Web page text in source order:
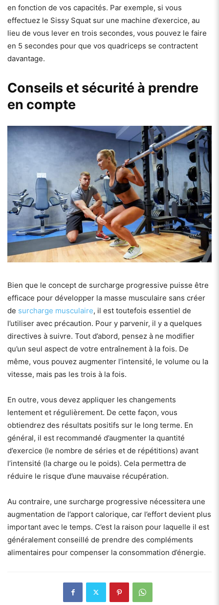
en fonction de vos capacités. Par exemple, si vous
effectuez le Sissy Squat sur une machine d’exercice, au
lieu de vous lever en trois secondes, vous pouvez le faire
en 5 secondes pour que vos quadriceps se contractent
davantage.
Conseils et sécurité à prendre
en compte
Bien que le concept de surcharge progressive puisse être
efficace pour développer la masse musculaire sans créer
de surcharge musculaire, il est toutefois essentiel de
l’utiliser avec précaution. Pour y parvenir, il y a quelques
directives à suivre. Tout d’abord, pensez à ne modifier
qu’un seul aspect de votre entraînement à la fois. De
même, vous pouvez augmenter l’intensité, le volume ou la
vitesse, mais pas les trois à la fois.
En outre, vous devez appliquer les changements
lentement et régulièrement. De cette façon, vous
obtiendrez des résultats positifs sur le long terme. En
général, il est recommandé d’augmenter la quantité
d’exercice (le nombre de séries et de répétitions) avant
l’intensité (la charge ou le poids). Cela permettra de
réduire le risque d’une mauvaise récupération.
Au contraire, une surcharge progressive nécessitera une
augmentation de l’apport calorique, car l’effort devient plus
important avec le temps. C’est la raison pour laquelle il est
généralement conseillé de prendre des compléments
alimentaires pour compenser la consommation d’énergie.